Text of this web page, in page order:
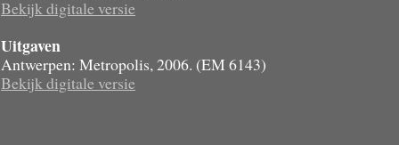
Bekijk digitale versie
Uitgaven
Antwerpen: Metropolis, 2006. (EM 6143)
Bekijk digitale versie